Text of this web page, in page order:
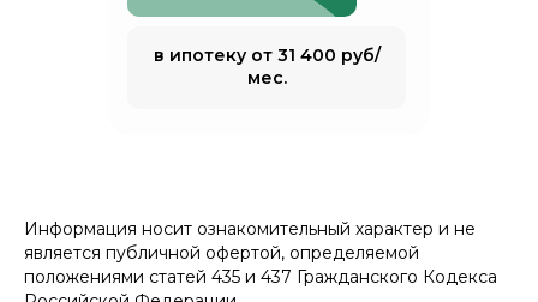
в ипотеку от 31 400 руб/
мес.
Информация носит ознакомительный характер и не
является публичной офертой, определяемой
положениями статей 435 и 437 Гражданского Кодекса